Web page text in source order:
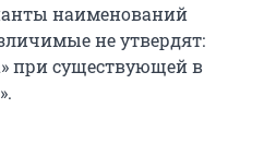
наименований
не утвердят:
при существующей в